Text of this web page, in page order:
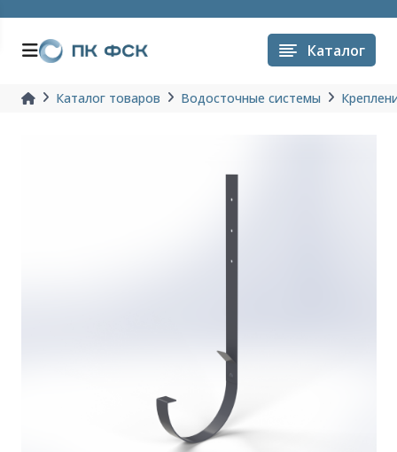
Каталог
Каталог товаров Водосточные системы